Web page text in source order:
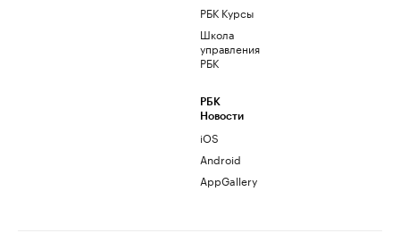
РБК Курсы
Школа
управления
РБК
РБК
Новости
iOS
Android
AppGallery